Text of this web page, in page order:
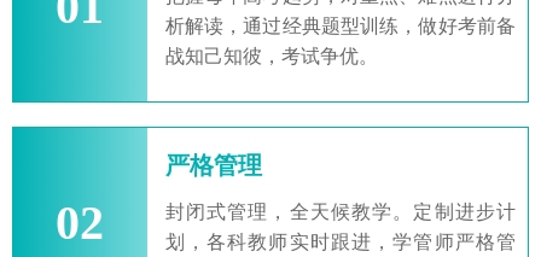
析解读，通过经典题型训练，做好考前备
战知己知彼，考试争优。
02
严格管理
封闭式管理，全天候教学。定制进步计
划，各科教师实时跟进，学管师严格管